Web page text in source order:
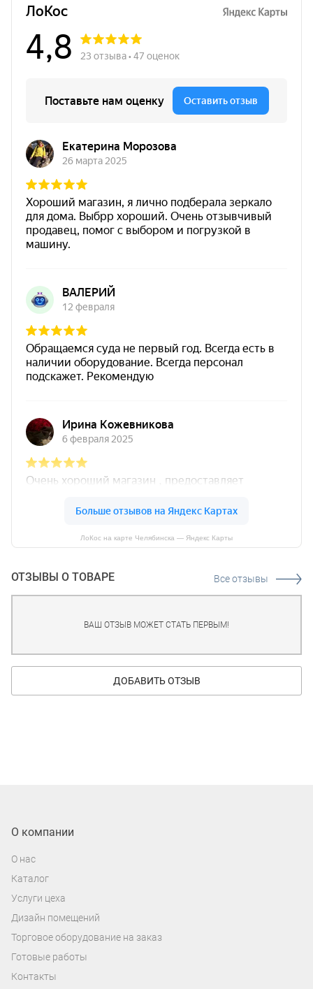
ЛоКос на карте Челябинска — Яндекс Карты
ОТЗЫВЫ О ТОВАРЕ Все отзывы
ВАШ ОТЗЫВ МОЖЕТ СТАТЬ ПЕРВЫМ!
ДОБАВИТЬ ОТЗЫВ
О компании
О нас
Каталог
Услуги цеха
Дизайн помещений
Торговое оборудование на заказ
Готовые работы
Контакты